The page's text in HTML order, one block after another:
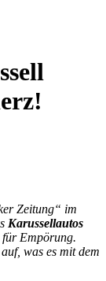
Zeitung“ im
Karussellautos
für Empörung.
was es mit dem